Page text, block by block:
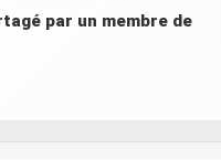
par un membre de